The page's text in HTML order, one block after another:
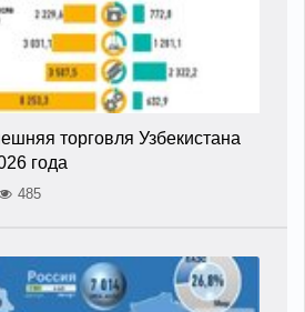
торговля Узбекистана
года
485